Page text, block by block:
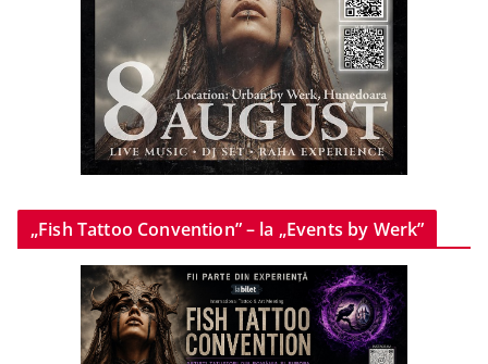
„Fish Tattoo Convention” – la „Events by Werk”